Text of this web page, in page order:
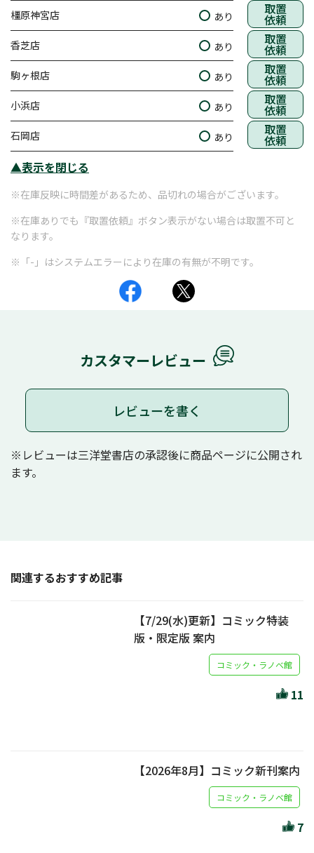
橿原神宮店 あり 取置
依頼
香芝店 あり 取置
依頼
駒ヶ根店 あり 取置
依頼
小浜店 あり 取置
依頼
石岡店 あり 取置
依頼
▲表示を閉じる
※在庫反映に時間差があるため、品切れの場合がございます。
※在庫ありでも『取置依頼』ボタン表示がない場合は取置不可と
なります。
※「-」はシステムエラーにより在庫の有無が不明です。
カスタマーレビュー
レビューを書く
※レビューは三洋堂書店の承認後に商品ページに公開され
ます。
関連するおすすめ記事
【7/29(水)更新】コミック特装
版・限定版 案内
コミック・ラノベ館
11
【2026年8月】コミック新刊案内
コミック・ラノベ館
7